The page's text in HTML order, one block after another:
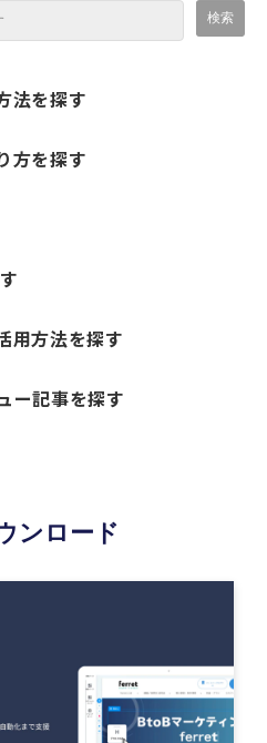
法を探す
方を探す
用方法を探す
ー記事を探す
ンロード